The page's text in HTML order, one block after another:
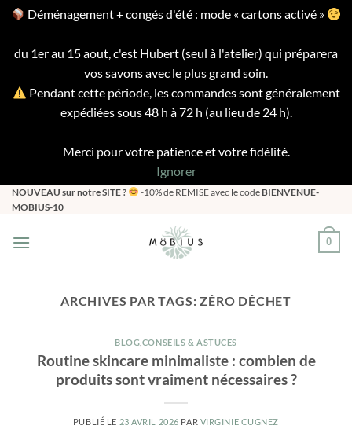
Déménagement + congés d'été : mode « cartons activé »
du 1er au 15 aout, c'est Hubert (seul à l'atelier) qui préparera
vos savons avec le plus grand soin.
Pendant cette période, les commandes sont généralement
expédiées sous 48 h à 72 h (au lieu de 24 h).
Merci pour votre patience et votre fidélité.
Ignorer
Passer
au
NOUVEAU sur notre SITE ? -10% de REMISE avec le code BIENVENUE-
MOBIUS-10
0
ARCHIVES PAR TAGS:ZÉRO DÉCHET
BLOG CONSEILS & ASTUCES
Routine skincare minimaliste : combien de
produits sont vraiment nécessaires ?
PUBLIÉ LE 23 AVRIL 2026 PAR VIRGINIE CUGNEZ